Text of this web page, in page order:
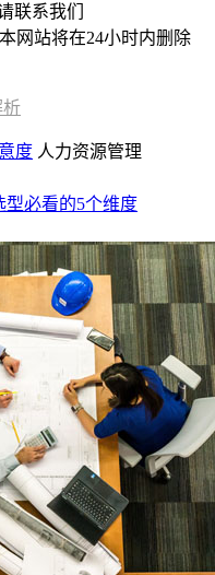
联系我们
网站将在24小时内删除
析
度 人力资源管理
型必看的5个维度